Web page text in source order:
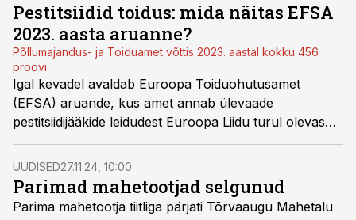
Pestitsiidid toidus: mida näitas EFSA
2023. aasta aruanne?
Põllumajandus- ja Toiduamet võttis 2023. aastal kokku 456
proovi
Igal kevadel avaldab Euroopa Toiduohutusamet
(EFSA) aruande, kus amet annab ülevaade
pestitsiidijääkide leidudest Euroopa Liidu turul olevas
toidus. Milline on olukord viimase aruande põhjal?
Sellest kirjutab Regionaal- ja
Põllumajandusministeeriumi toiduohutuse osakonna
peaspetsialist Sille Vahter.
UUDISED27.11.24, 10:00
Parimad mahetootjad selgunud
Parima mahetootja tiitliga pärjati Tõrvaaugu Mahetalu